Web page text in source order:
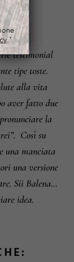
testimonial
tipe toste.
alla vita
aver fatto due
la
Così su
una manciata
una versione
Sii Balena…
idea.
.*